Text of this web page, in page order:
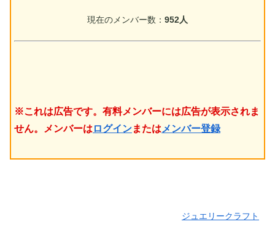
現在のメンバー数： 952人
※これは広告です。有料メンバーには広告が表示されま
せん。メンバーは ログインまたは メンバー登録
ジュエリークラフト